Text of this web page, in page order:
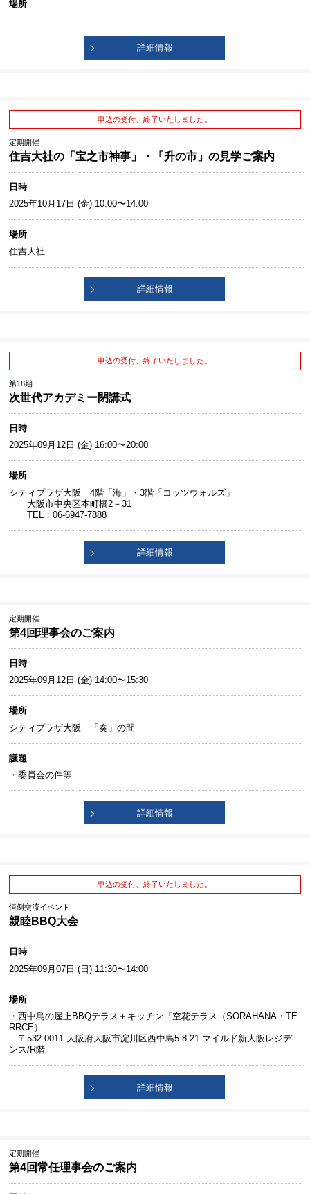
場所
詳細情報
申込の受付、終了いたしました。
定期開催
住吉大社の「宝之市神事」・「升の市」の見学ご案内
日時
2025年10月17日 (金) 10:00〜14:00
場所
住吉大社
詳細情報
申込の受付、終了いたしました。
第18期
次世代アカデミー閉講式
日時
2025年09月12日 (金) 16:00〜20:00
場所
シティプラザ大阪 4階「海」・3階「コッツウォルズ」
大阪市中央区本町橋2－31
TEL：06-6947-7888
詳細情報
定期開催
第4回理事会のご案内
日時
2025年09月12日 (金) 14:00〜15:30
場所
シティプラザ大阪 「奏」の間
議題
・委員会の件等
詳細情報
申込の受付、終了いたしました。
恒例交流イベント
親睦BBQ大会
日時
2025年09月07日 (日) 11:30〜14:00
場所
・西中島の屋上BBQテラス＋キッチン『空花テラス（SORAHANA・TE
RRCE）
〒532-0011 大阪府大阪市淀川区西中島5-8-21-マイルド新大阪レジデ
ンス/R階
詳細情報
定期開催
第4回常任理事会のご案内